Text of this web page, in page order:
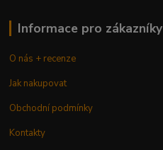
Informace pro zákazníky
O nás + recenze
Jak nakupovat
Obchodní podmínky
Kontakty